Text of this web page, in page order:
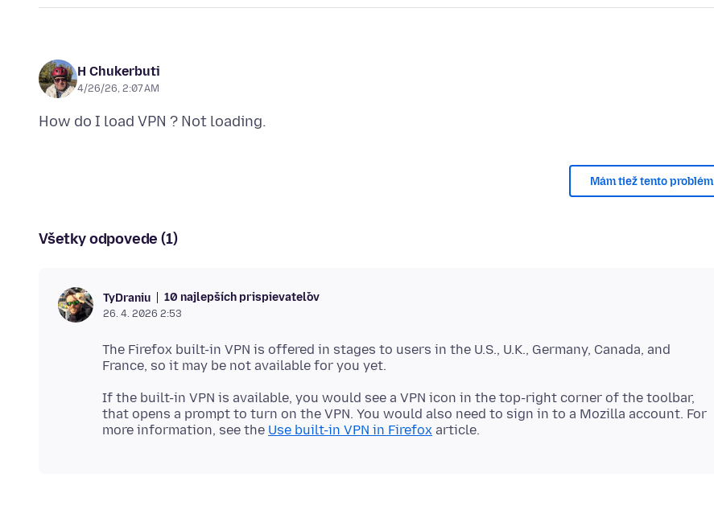
H Chukerbuti
4/26/26, 2:07 AM
Mám tiež tento problém
Všetky odpovede (1)
TyDraniu 10 najlepších prispievateľov
26. 4. 2026 2:53
The Firefox built-in VPN is offered in stages to users in the U.S., U.K., Germany, Canada, and
If the built-in VPN is available, you would see a VPN icon in the top-right corner of the toolbar,
that opens a prompt to turn on the VPN. You would also need to sign in to a Mozilla account. For
more information, see the Use built-in VPN in Firefox